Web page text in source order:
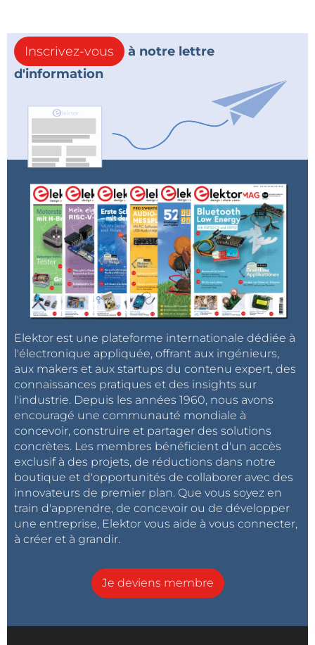
Inscrivez-vous
à notre lettre
d'information
Elektor est une plateforme internationale dédiée à
l'électronique appliquée, offrant aux ingénieurs,
aux makers et aux startups du contenu expert, des
connaissances pratiques et des insights sur
l'industrie. Depuis les années 1960, nous avons
encouragé une communauté mondiale à
concevoir, construire et partager des solutions
concrètes. Les membres bénéficient d'un accès
exclusif à des projets, de réductions dans notre
boutique et d'opportunités de collaborer avec des
innovateurs de premier plan. Que vous soyez en
train d'apprendre, de concevoir ou de développer
une entreprise, Elektor vous aide à vous connecter,
à créer et à grandir.
Je deviens membre